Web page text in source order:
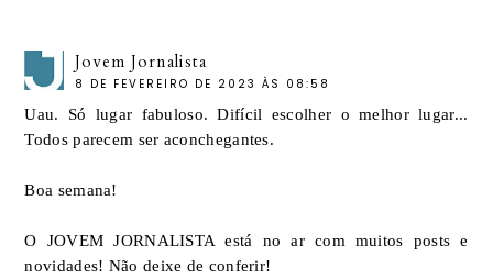
Jovem Jornalista
8 DE FEVEREIRO DE 2023 ÀS 08:58
Uau. Só lugar fabuloso. Difícil escolher o melhor lugar...
Todos parecem ser aconchegantes.
Boa semana!
O JOVEM JORNALISTA está no ar com muitos posts e
novidades! Não deixe de conferir!